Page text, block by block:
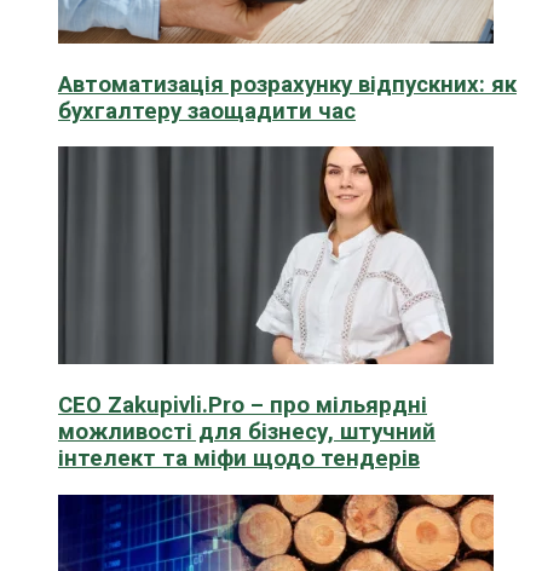
Автоматизація розрахунку відпускних: як
бухгалтеру заощадити час
CEO Zakupivli.Pro – про мільярдні
можливості для бізнесу, штучний
інтелект та міфи щодо тендерів